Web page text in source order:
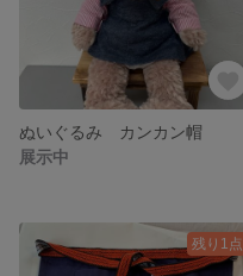
ぬいぐるみ カンカン帽
展示中
残り1点